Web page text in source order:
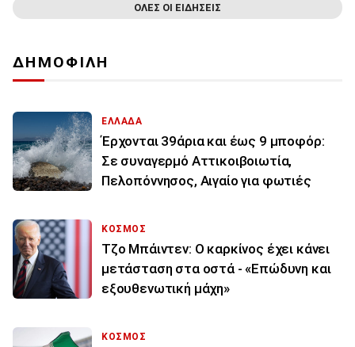
ΟΛΕΣ ΟΙ ΕΙΔΗΣΕΙΣ
ΔΗΜΟΦΙΛΗ
ΕΛΛΑΔΑ
Έρχονται 39άρια και έως 9 μποφόρ:
Σε συναγερμό Αττικοιβοιωτία,
Πελοπόννησος, Αιγαίο για φωτιές
ΚΟΣΜΟΣ
Τζο Μπάιντεν: Ο καρκίνος έχει κάνει
μετάσταση στα οστά - «Επώδυνη και
εξουθενωτική μάχη»
ΚΟΣΜΟΣ